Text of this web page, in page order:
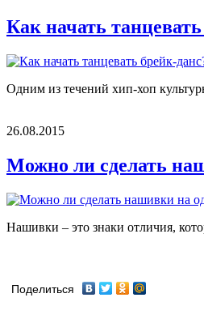
Как начать
Одним из течений хип-хоп
26.08.2015
Можно ли сделать
Нашивки – это знаки отличия,
Поделиться